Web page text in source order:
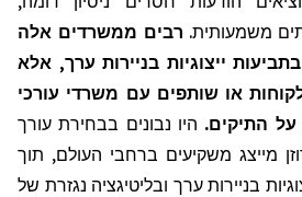
משמעותית. רבים ממשרדים אלה
ייצוגיות בניירות ערך, אלא
או שותפים עם משרדי עורכי
על התיקים. היו נבונים בבחירת עורך
מייצג משקיעים ברחבי העולם, תוך
בניירות ערך ובליטיגציה נגזרת של